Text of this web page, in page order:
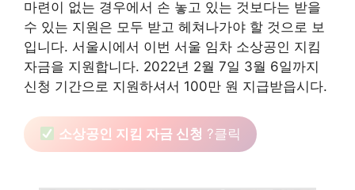
마련이 없는 경우에서 손 놓고 있는 것보다는 받을
수 있는 지원은 모두 받고 헤쳐나가야 할 것으로 보
입니다. 서울시에서 이번 서울 임차 소상공인 지킴
자금을 지원합니다. 2022년 2월 7일 3월 6일까지
신청 기간으로 지원하셔서 100만 원 지급받읍시다.
소상공인 지킴 자금 신청 ?클릭